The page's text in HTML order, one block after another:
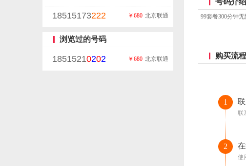
18515173222 北京联通
￥680
浏览过的号码
18515210202 北京联通
￥680
号码介绍
99套餐300分钟
购买流程
1
联
2
使